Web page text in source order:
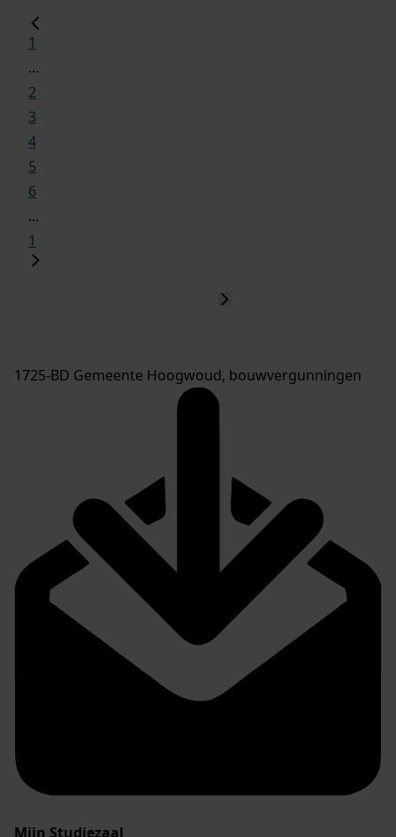
1
...
2
3
4
5
6
...
1
1725-BD Gemeente Hoogwoud, bouwvergunningen
Mijn Studiezaal